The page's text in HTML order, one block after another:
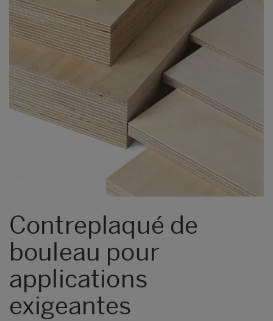
Contreplaqué de
bouleau pour
applications
exigeantes